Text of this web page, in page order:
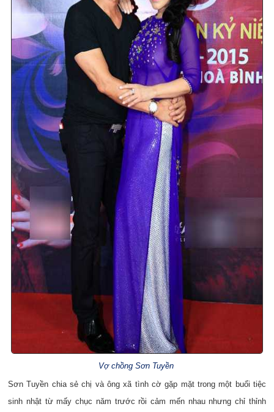
Vợ chồng Sơn Tuyền
Sơn Tuyền chia sẻ chị và ông xã tình cờ gặp mặt trong một buổi tiệc
sinh nhật từ mấy chục năm trước rồi cảm mến nhau nhưng chỉ thỉnh